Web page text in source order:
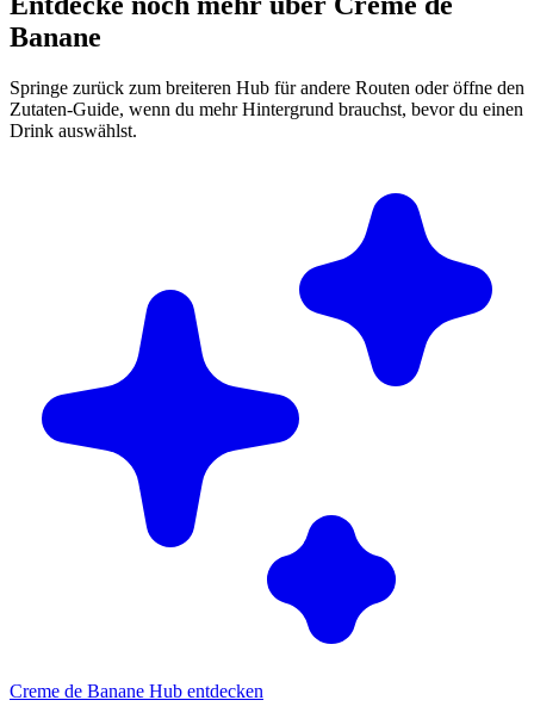
Banane
Springe zurück zum breiteren Hub für andere Routen oder öffne den
Zutaten-Guide, wenn du mehr Hintergrund brauchst, bevor du einen
Drink auswählst.
Creme de Banane Hub entdecken